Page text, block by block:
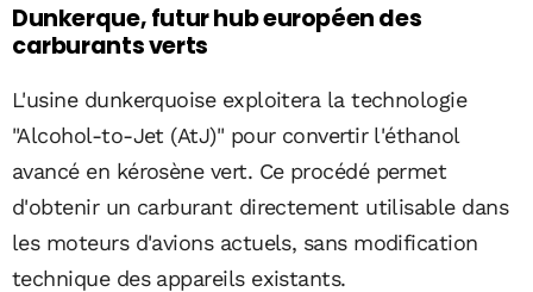
Dunkerque, futur hub européen des
carburants verts
L'usine dunkerquoise exploitera la technologie
"Alcohol-to-Jet (AtJ)" pour convertir l'éthanol
avancé en kérosène vert. Ce procédé permet
d'obtenir un carburant directement utilisable dans
les moteurs d'avions actuels, sans modification
technique des appareils existants.